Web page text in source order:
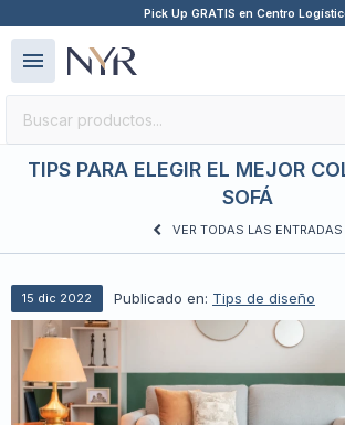
Pick Up GRATIS en Centro
menu
TIPS PARA ELEGIR EL MEJOR
SOFÁ
VER TODAS LAS ENTRADAS
15 dic 2022 Publicado en: Tips de diseño
close